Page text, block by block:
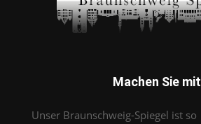
Machen Sie mit
Unser Braunschweig-Spiegel ist so